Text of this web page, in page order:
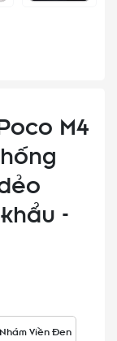
M4
-
Nhám Viền Đen